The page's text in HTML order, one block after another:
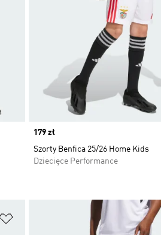
Price
179 zł
Szorty Benfica 25/26 Home Kids
Dziecięce Performance
Dodaj do listy życzeń